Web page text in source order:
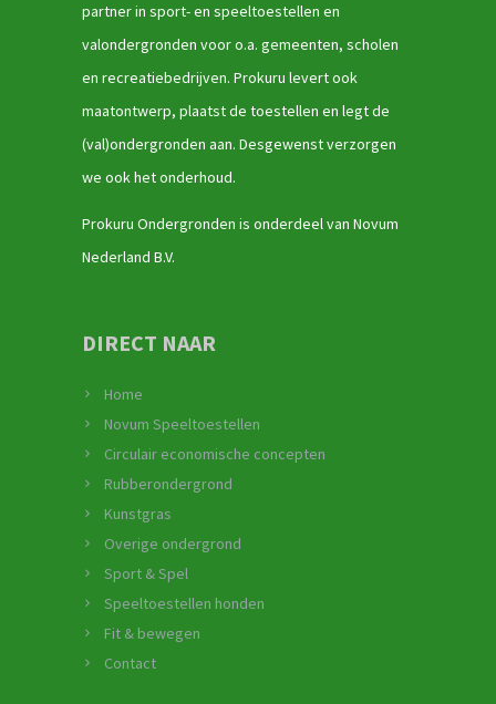
partner in sport- en speeltoestellen en
valondergronden voor o.a. gemeenten, scholen
en recreatiebedrijven. Prokuru levert ook
maatontwerp, plaatst de toestellen en legt de
(val)ondergronden aan. Desgewenst verzorgen
we ook het onderhoud.
Prokuru Ondergronden is onderdeel van Novum
Nederland B.V.
DIRECT NAAR
Home
Novum Speeltoestellen
Circulair economische concepten
Rubberondergrond
Kunstgras
Overige ondergrond
Sport & Spel
Speeltoestellen honden
Fit & bewegen
Contact